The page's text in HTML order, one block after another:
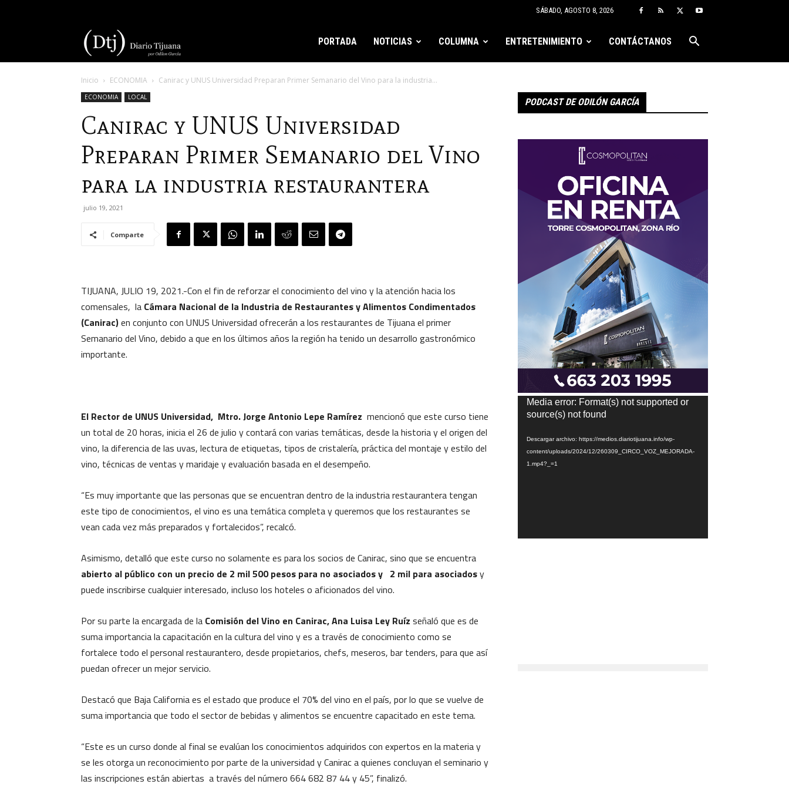
SÁBADO, AGOSTO 8, 2026
Tijuana
PORTADA NOTICIAS COLUMNA ENTRETENIMIENTO CONTÁCTANOS
Inicio ECONOMIA Canirac y UNUS Universidad Preparan Primer Semanario del Vino para la industria...
ECONOMIA LOCAL
Canirac y UNUS Universidad
Preparan Primer Semanario del Vino
para la industria restaurantera
julio 19, 2021
Comparte
TIJUANA, JULIO 19, 2021.-Con el fin de reforzar el conocimiento del vino y la atención hacia los
comensales, la Cámara Nacional de la Industria de Restaurantes y Alimentos Condimentados
(Canirac)en conjunto con UNUS Universidad ofrecerán a los restaurantes de Tijuana el primer
Semanario del Vino, debido a que en los últimos años la región ha tenido un desarrollo gastronómico
importante.
El Rector de UNUS Universidad, Mtro. Jorge Antonio Lepe Ramírez mencionó que este curso tiene
un total de 20 horas, inicia el 26 de julio y contará con varias temáticas, desde la historia y el origen del
vino, la diferencia de las uvas, lectura de etiquetas, tipos de cristalería, práctica del montaje y estilo del
vino, técnicas de ventas y maridaje y evaluación basada en el desempeño.
“Es muy importante que las personas que se encuentran dentro de la industria restaurantera tengan
este tipo de conocimientos, el vino es una temática completa y queremos que los restaurantes se
vean cada vez más preparados y fortalecidos”, recalcó.
Asimismo, detalló que este curso no solamente es para los socios de Canirac, sino que se encuentra
abierto al público con un precio de 2 mil 500 pesos para no asociados y 2 mil para asociadosy
puede inscribirse cualquier interesado, incluso los hoteles o aficionados del vino.
Por su parte la encargada de la Comisión del Vino en Canirac, Ana Luisa Ley Ruíz señaló que es de
suma importancia la capacitación en la cultura del vino y es a través de conocimiento como se
fortalece todo el personal restaurantero, desde propietarios, chefs, meseros, bar tenders, para que así
puedan ofrecer un mejor servicio.
Destacó que Baja California es el estado que produce el 70% del vino en el país, por lo que se vuelve de
suma importancia que todo el sector de bebidas y alimentos se encuentre capacitado en este tema.
“Este es un curso donde al final se evalúan los conocimientos adquiridos con expertos en la materia y
se les otorga un reconocimiento por parte de la universidad y Canirac a quienes concluyan el seminario y
las inscripciones están abiertas a través del número 664 682 87 44 y 45”, finalizó.
PODCAST DE ODILÓN GARCÍA
Reproductor
de
Media error: Format(s) not supported or
source(s) not found
Descargar archivo: https://medios.diariotijuana.info/wp-
content/uploads/2024/12/260309_CIRCO_VOZ_MEJORADA-
1.mp4?_=1